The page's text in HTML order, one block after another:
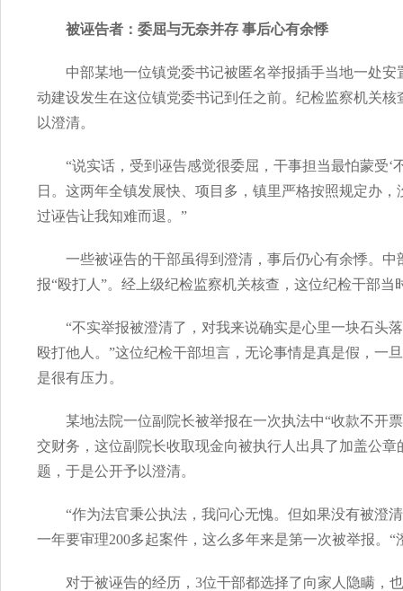
被诬告者：委屈与无奈并存 事后心有余悸
中部某地一位镇党委书记被匿名举报插手当地一处
动建设发生在这位镇党委书记到任之前。纪检监察机关
以澄清。
“说实话，受到诬告感觉很委屈，干事担当最怕蒙受
日。这两年全镇发展快、项目多，镇里严格按照规定办
过诬告让我知难而退。”
一些被诬告的干部虽得到澄清，事后仍心有余悸。
报“殴打人”。经上级纪检监察机关核查，这位纪检干部
“不实举报被澄清了，对我来说确实是心里一块石头
殴打他人。”这位纪检干部坦言，无论事情是真是假，一
是很有压力。
某地法院一位副院长被举报在一次执法中“收款不开
交财务，这位副院长收取现金向被执行人出具了加盖公
题，于是公开予以澄清。
“作为法官秉公执法，我问心无愧。但如果没有被澄
一年要审理200多起案件，这么多年来是第一次被举报。
对于被诬告的经历，3位干部都选择了向家人隐瞒，